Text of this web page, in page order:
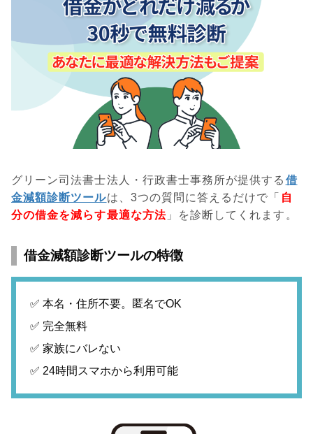
グリーン司法書士法人・行政書士事務所が提供する 借
金減額診断ツールは、3つの質問に答えるだけで「 自
分の借金を減らす最適な方法」を診断してくれます。
借金減額診断ツールの特徴
✅ 本名・住所不要。匿名でOK
✅ 完全無料
✅ 家族にバレない
✅ 24時間スマホから利用可能